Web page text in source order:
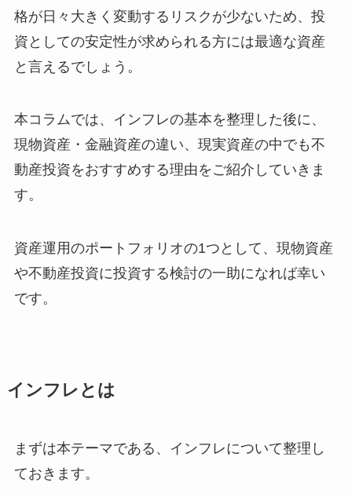
格が日々大きく変動するリスクが少ないため、投
資としての安定性が求められる方には最適な資産
と言えるでしょう。
本コラムでは、インフレの基本を整理した後に、
現物資産・金融資産の違い、現実資産の中でも不
動産投資をおすすめする理由をご紹介していきま
す。
資産運用のポートフォリオの1つとして、現物資産
や不動産投資に投資する検討の一助になれば幸い
です。
インフレとは
まずは本テーマである、インフレについて整理し
ておきます。